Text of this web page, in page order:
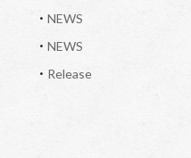
NEWS
NEWS
Release